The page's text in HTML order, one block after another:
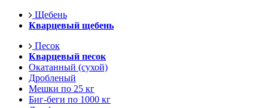
Щебень
Кварцевый щебень
Песок
Кварцевый песок
Окатанный (сухой)
Дробленый
Мешки по 25 кг
Биг-беги по 1000 кг